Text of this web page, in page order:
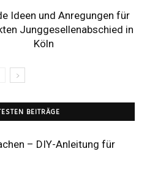
Ideen und Anregungen für
Junggesellenabschied in
Köln
BEITRÄGE
– DIY-Anleitung für